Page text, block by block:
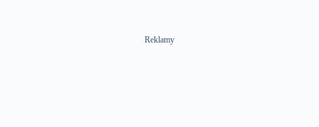
Reklamy